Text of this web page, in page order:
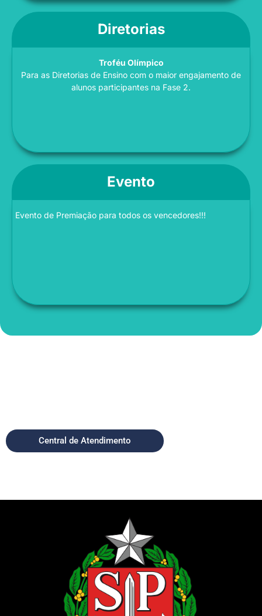
Diretorias
Troféu Olímpico
Para as Diretorias de Ensino com o maior engajamento de
alunos participantes na Fase 2.
Evento
Evento de Premiação para todos os vencedores!!!
Central de Atendimento